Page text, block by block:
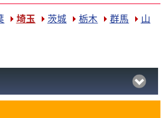
埼玉 茨城 栃木 群馬
山